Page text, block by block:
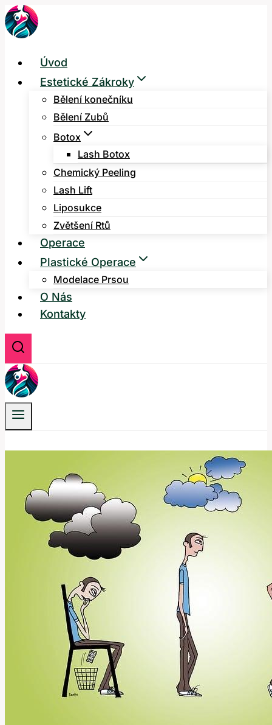
Přeskočit
na
Úvod
Estetické Zákroky
Bělení konečníku
Bělení Zubů
Botox
Lash Botox
Chemický Peeling
Lash Lift
Liposukce
Zvětšení Rtů
Operace
Plastické Operace
Modelace Prsou
O Nás
Kontakty